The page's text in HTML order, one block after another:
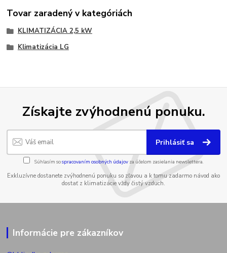
Tovar zaradený v kategóriách
KLIMATIZÁCIA 2,5 kW
Klimatizácia LG
Získajte zvýhodnenú ponuku.
Prihlásiť sa
Súhlasím sospracovaním osobných údajov za účelom zasielania newslettera.
Exkluzívne dostanete zvýhodnenú ponuku so zľavou a k tomu zadarmo návod ako
dostať z klimatizácie vždy čistý vzduch.
Informácie pre zákazníkov